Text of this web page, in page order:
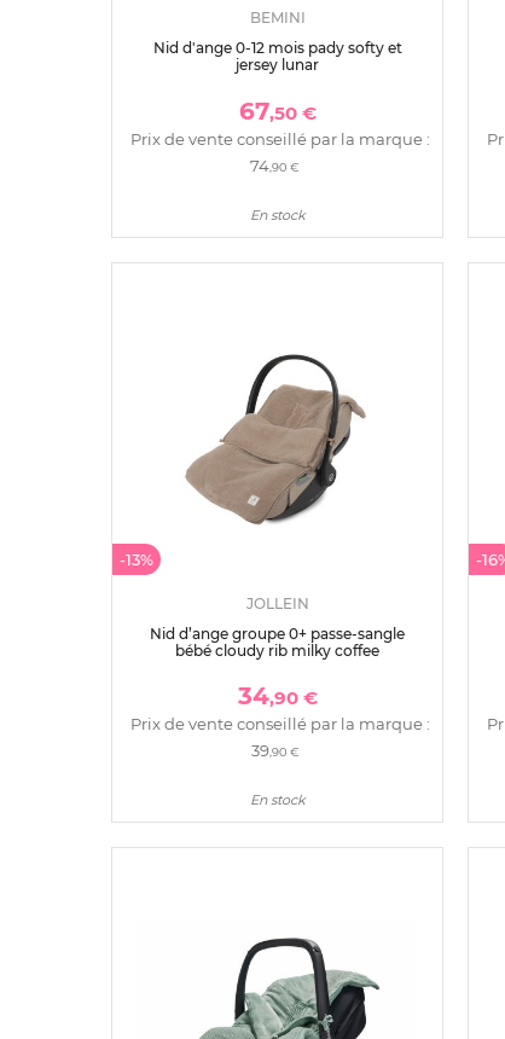
BEMINI
Nid d'ange 0-12 mois pady softy et
jersey lunar
67,50 €
Prix de vente conseillé par la marque :
74,90 €
En stock
-13%
JOLLEIN
Nid d’ange groupe 0+ passe-sangle
bébé cloudy rib milky coffee
34,90 €
Prix de vente conseillé par la marque :
39,90 €
En stock
-